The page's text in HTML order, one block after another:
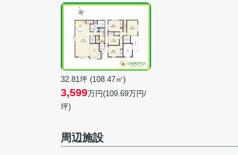
32.81坪 (108.47㎡)
3,599万円(109.69万円/
坪)
周辺施設